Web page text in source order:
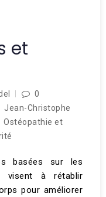
et
0
Jean-Christophe
Ostéopathie et
basées sur les
visent à rétablir
pour améliorer